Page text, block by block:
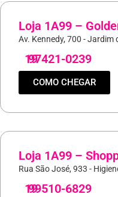
Loja 1A99 –
Av. Kennedy, 700 -
19
97421-0239
COMO CHEGAR
Loja 1A99 –
Rua São José, 933 -
19
99510-6829